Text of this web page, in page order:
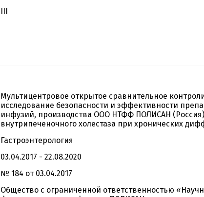
III
Мультицентровое открытое сравнительное
исследование безопасности и эффективности
инфузий, производства ООО НТФФ ПОЛИСАН
внутрипеченочного холестаза при хронических
Гастроэнтерология
03.04.2017 - 22.08.2020
№ 184 от 03.04.2017
Общество с ограниченной ответственностью